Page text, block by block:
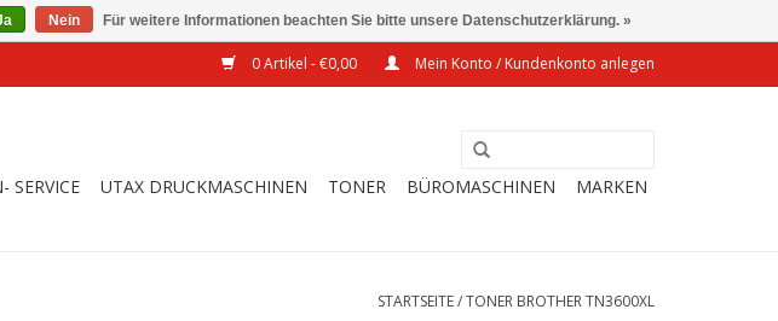
0 Artikel - €0,00 Mein Konto / Kundenkonto anlegen
SERVICE UTAX DRUCKMASCHINEN TONER BÜROMASCHINEN MARKEN
STARTSEITE/TONER BROTHER TN3600XL
Nein Für weitere Informationen beachten Sie bitte unsere Datenschutzerklärung. »